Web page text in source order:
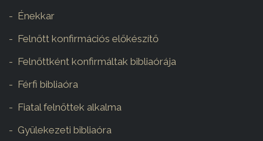
Énekkar
Felnőtt konfirmációs előkészítő
Felnőttként konfirmáltak bibliaórája
Férfi bibliaóra
Fiatal felnőttek alkalma
Gyülekezeti bibliaóra